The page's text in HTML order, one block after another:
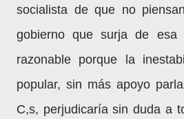
socialista de que no
gobierno que surja de esa
razonable porque la
popular, sin más apoyo
C,s, perjudicaría sin duda a